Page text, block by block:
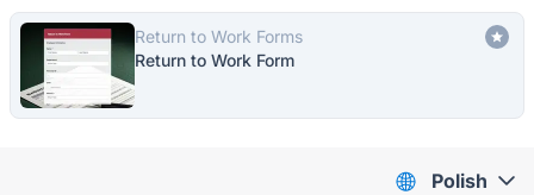
Return to Work Forms
Return to Work Form
Polish